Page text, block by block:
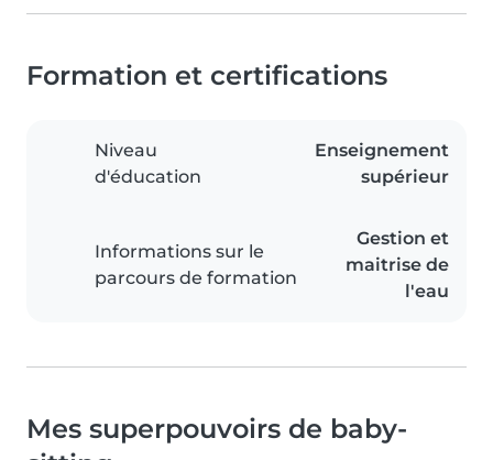
Formation et certifications
Niveau
d'éducation
Enseignement
supérieur
Informations sur le
parcours de formation
Gestion et
maitrise de
l'eau
Mes superpouvoirs de baby-